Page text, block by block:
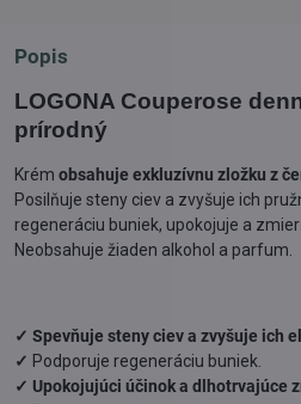
Popis
LOGONA Couperose
prírodný
Krém obsahuje exkluzívnu zložku z
Posilňuje steny ciev a zvyšuje ich
regeneráciu buniek, upokojuje a
Neobsahuje žiaden alkohol a parfum.
✓ Spevňuje steny ciev a zvyšuje ich
✓ Podporuje regeneráciu buniek.
✓ Upokojujúci účinok a dlhotrvajúce